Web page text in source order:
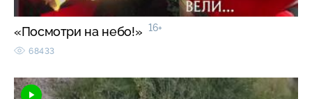
«Посмотри на небо!» 16+
68433